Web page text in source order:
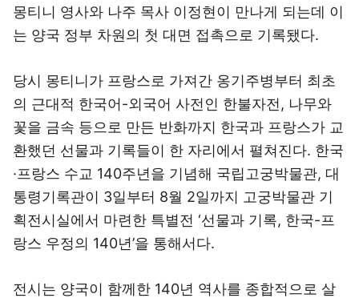
몽티니 영사와 나주 목사 이정현이 만나게 되는데 이
는 양국 정부 차원의 첫 대면 접촉으로 기록됐다.
당시 몽티니가 프랑스로 가져간 옹기주병부터 최초
의 근대적 한국어-외국어 사전인 한불자전, 나무와
꽃을 금속 등으로 만든 반화까지 한국과 프랑스가 교
환했던 선물과 기록들이 한 자리에서 펼쳐진다. 한국
·프랑스 수교 140주년을 기념해 국립고궁박물관, 대
통령기록관이 3일부터 8월 2일까지 고궁박물관 기
획전시실에서 마련한 특별전 ‘선물과 기록, 한국-프
랑스 우정의 140년’을 통해서다.
전시는 양국이 함께한 140년 역사를 종합적으로 살